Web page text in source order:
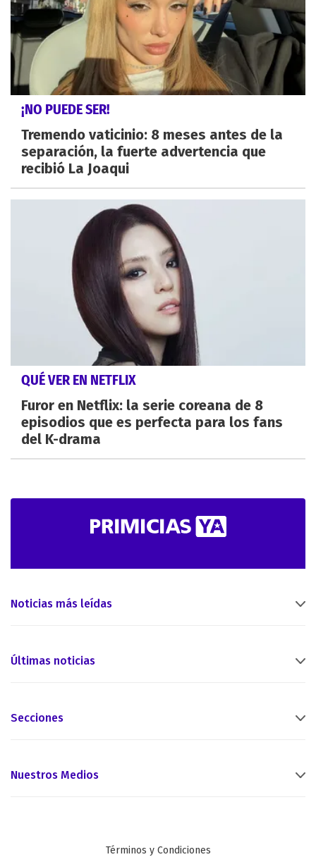
¡NO PUEDE SER!
Tremendo vaticinio: 8 meses antes de la
separación, la fuerte advertencia que
recibió La Joaqui
QUÉ VER EN NETFLIX
Furor en Netflix: la serie coreana de 8
episodios que es perfecta para los fans
del K-drama
Noticias más leídas
Últimas noticias
Secciones
Nuestros Medios
Términos y Condiciones